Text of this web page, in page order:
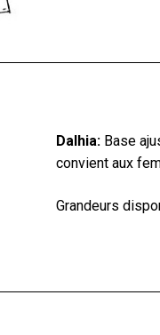
Dalhia:Base
convient aux
Grandeurs